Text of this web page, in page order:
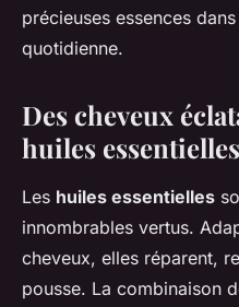
précieuses essences
quotidienne.
Des cheveux
huiles essentielles
Les huiles essentielles
innombrables vertus.
cheveux, elles réparent,
pousse. La combinaison